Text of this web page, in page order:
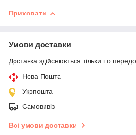
Приховати
Умови доставки
Доставка здійснюється тільки по
Нова Пошта
Укрпошта
Самовивіз
Всі умови доставки